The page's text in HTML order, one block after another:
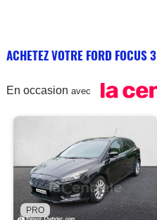
ACHETEZ VOTRE FORD FOCUS 3
En occasion avec
PRO